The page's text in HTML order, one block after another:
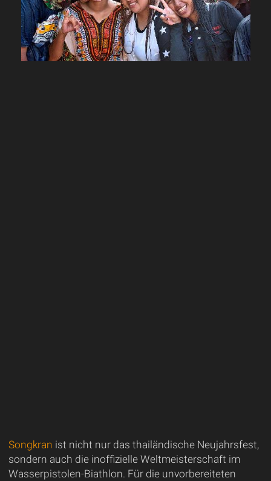
Songkran ist nicht nur das thailändische Neujahrsfest,
sondern auch die inoffizielle Weltmeisterschaft im
Wasserpistolen-Biathlon. Für die unvorbereiteten